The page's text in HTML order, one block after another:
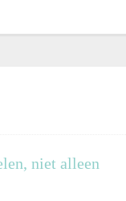
niet alleen